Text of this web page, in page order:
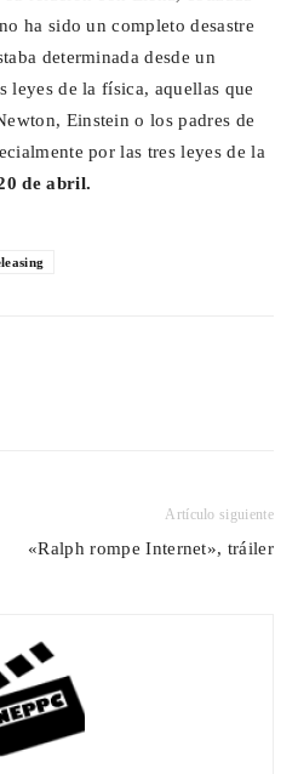
ha sido un completo desastre
determinada desde un
leyes de la física, aquellas que
Einstein o los padres de
por las tres leyes de la
de abril.
Artículo siguiente
«Ralph rompe Internet», tráiler